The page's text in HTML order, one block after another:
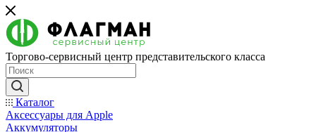
Торгово-сервисный центр представительского класса
Каталог
Аксессуары для Apple
Аккумуляторы